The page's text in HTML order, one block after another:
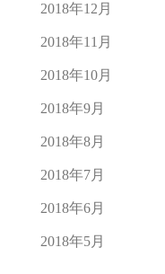
2018年12月
2018年11月
2018年10月
2018年9月
2018年8月
2018年7月
2018年6月
2018年5月